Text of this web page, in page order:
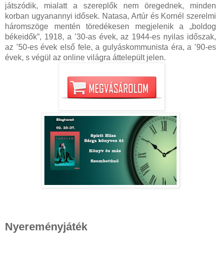
játszódik, mialatt a szereplők nem öregednek, minden
korban ugyanannyi idősek. Natasa, Artúr és Kornél szerelmi
háromszöge mentén töredékesen megjelenik a „boldog
békeidők”, 1918, a ’30-as évek, az 1944-es nyilas időszak,
az ’50-es évek első fele, a gulyáskommunista éra, a ’90-es
évek, s végül az online világra áttelepült jelen.
Nyereményjáték